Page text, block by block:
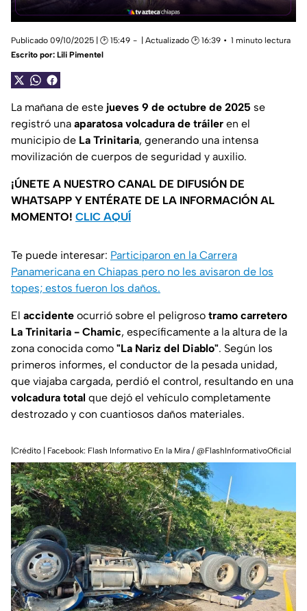
Publicado 09/10/2025 | 🕑 15:49 | Actualizado 🕑 16:39
1 minuto lectura
Escrito por: Lili Pimentel
La mañana de este jueves 9 de octubre de 2025 se
registró una aparatosa volcadura de tráiler en el
municipio de La Trinitaria, generando una intensa
movilización de cuerpos de seguridad y auxilio.
¡ÚNETE A NUESTRO CANAL DE DIFUSIÓN DE
WHATSAPP Y ENTÉRATE DE LA INFORMACIÓN AL
MOMENTO! CLIC AQUÍ
Te puede interesar: Participaron en la Carrera
Panamericana en Chiapas pero no les avisaron de los
topes; estos fueron los daños.
El accidente ocurrió sobre el peligroso tramo carretero
La Trinitaria - Chamic, específicamente a la altura de la
zona conocida como "La Nariz del Diablo". Según los
primeros informes, el conductor de la pesada unidad,
que viajaba cargada, perdió el control, resultando en una
volcadura total que dejó el vehículo completamente
destrozado y con cuantiosos daños materiales.
|Crédito | Facebook: Flash Informativo En la Mira / @FlashInformativoOficial